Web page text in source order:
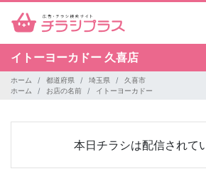
イトーヨーカドー 久喜店
ホーム 都道府県 埼玉県
久喜市
ホーム
お店の名前 イトーヨーカドー
本日チラシは配信されて